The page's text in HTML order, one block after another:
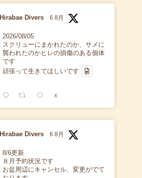
Hirabae Divers 6 8月
2026/08/05
スクリューにまかれたのか、サメに
襲われたのかヒレの損傷のある個体
です
頑張って生きてほしいです
X
Hirabae Divers 6 8月
8/6更新
８月予約状況です
お盆周辺にキャンセル、変更がでて